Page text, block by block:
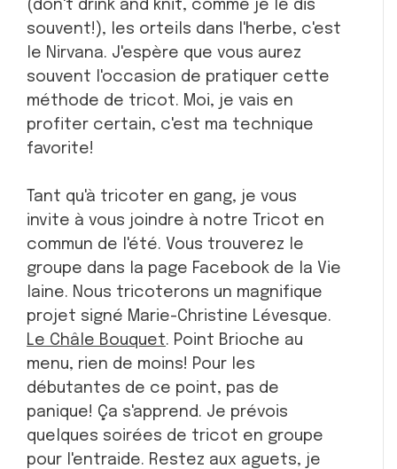
(don't drink and knit, comme je le dis
souvent!), les orteils dans l'herbe, c'est
le Nirvana. J'espère que vous aurez
souvent l'occasion de pratiquer cette
méthode de tricot. Moi, je vais en
profiter certain, c'est ma technique
favorite!
Tant qu'à tricoter en gang, je vous
invite à vous joindre à notre Tricot en
commun de l'été. Vous trouverez le
groupe dans la page Facebook de la Vie
laine. Nous tricoterons un magnifique
projet signé Marie-Christine Lévesque.
Le Châle Bouquet. Point Brioche au
menu, rien de moins! Pour les
débutantes de ce point, pas de
panique! Ça s'apprend. Je prévois
quelques soirées de tricot en groupe
pour l'entraide. Restez aux aguets, je